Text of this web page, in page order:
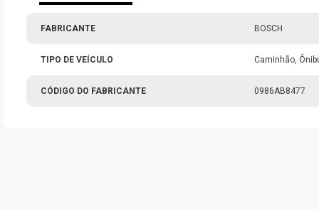
FABRICANTE BOSCH
TIPO DE VEÍCULO Caminhão,
CÓDIGO DO FABRICANTE 0986AB8477